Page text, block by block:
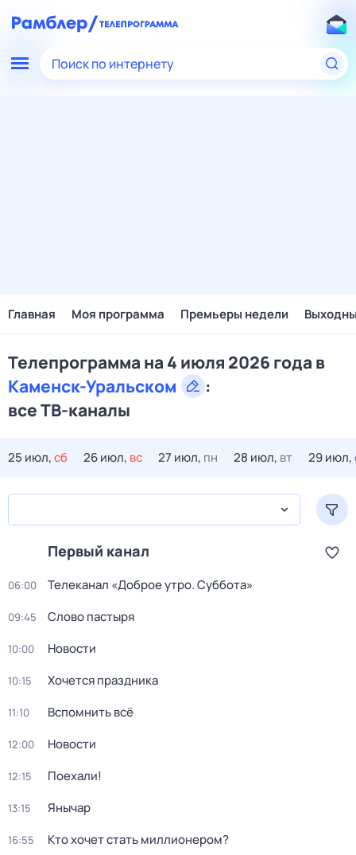
Поиск по интернету
Главная Моя программа Премьеры недели
Телепрограмма на 4 июля 2026 года в
Каменск-Уральском
:
все ТВ-каналы
25 июл,сб 26 июл, вс 27 июл, пн 28 июл, вт 29 июл,
Первый канал
06:00 Телеканал «Доброе утро. Суббота»
09:45 Слово пастыря
10:00 Новости
10:15 Хочется праздника
11:10 Вспомнить всё
12:00 Новости
12:15 Поехали!
13:15 Янычар
16:55 Кто хочет стать миллионером?